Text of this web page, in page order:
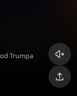
Trumpa